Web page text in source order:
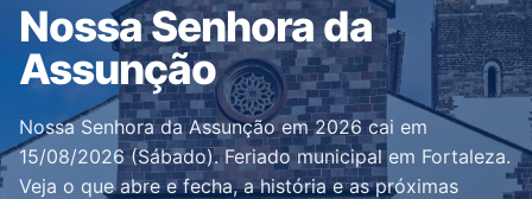
Nossa Senhora da
Assunção
Nossa Senhora da Assunção em 2026 cai em
15/08/2026 (Sábado). Feriado municipal em Fortaleza.
Veja o que abre e fecha, a história e as próximas